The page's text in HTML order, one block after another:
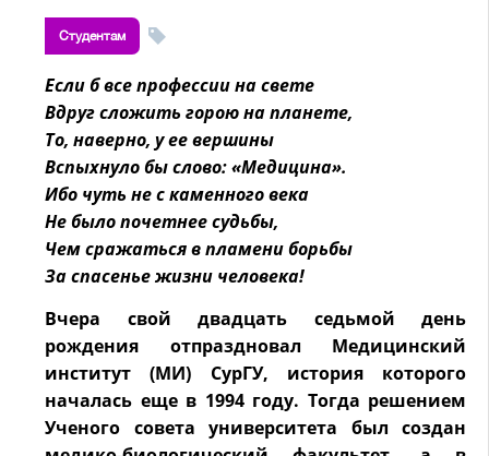
Студентам
Если б все профессии на свете
Вдруг сложить горою на планете,
То, наверно, у ее вершины
Вспыхнуло бы слово: «Медицина».
Ибо чуть не с каменного века
Не было почетнее судьбы,
Чем сражаться в пламени борьбы
За спасенье жизни человека!
Вчера свой двадцать седьмой день
рождения отпраздновал Медицинский
институт (МИ) СурГУ, история которого
началась еще в 1994 году. Тогда решением
Ученого совета университета был создан